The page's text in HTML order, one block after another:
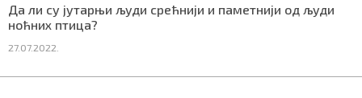
Да ли су јутарњи људи срећнији и паметнији од људи
ноћних птица?
27.07.2022.
БИЗНИС